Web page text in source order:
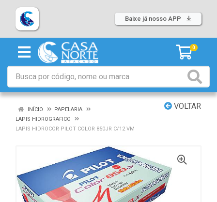
Baixe já nosso APP
0
VOLTAR
INÍCIO
PAPELARIA
LAPIS HIDROGRAFICO
LAPIS HIDROCOR PILOT COLOR 850JR C/12 VM